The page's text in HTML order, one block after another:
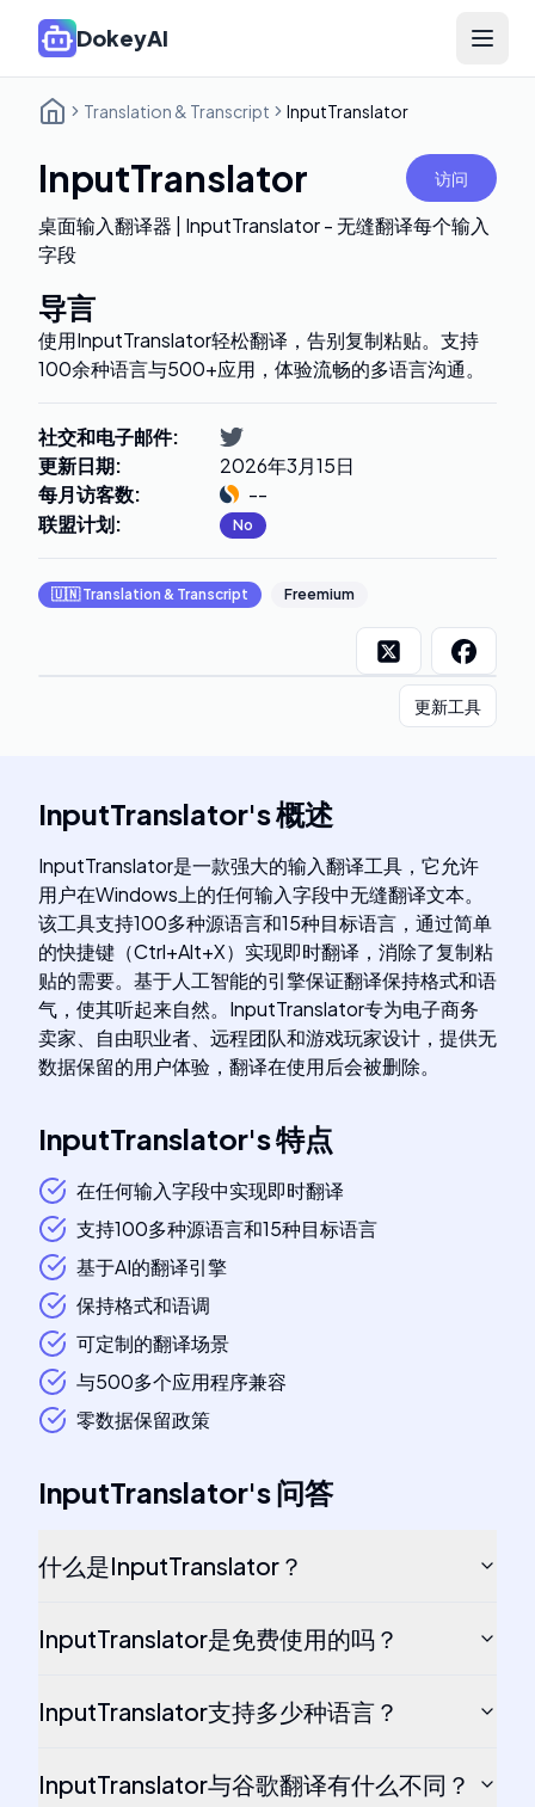
DokeyAI Open
Translation & Transcript InputTranslator
InputTranslator 访问
桌面输入翻译器 | InputTranslator - 无缝翻译每个输入
字段
导言
使用InputTranslator轻松翻译，告别复制粘贴。支持
100余种语言与500+应用，体验流畅的多语言沟通。
社交和电子邮件:
更新日期:
2026年3月15日
每月访客数:
--
联盟计划: No
🇺🇳 Translation & Transcript Freemium
更新工具
InputTranslator's概述
InputTranslator是一款强大的输入翻译工具，它允许
用户在Windows上的任何输入字段中无缝翻译文本。
该工具支持100多种源语言和15种目标语言，通过简单
的快捷键（Ctrl+Alt+X）实现即时翻译，消除了复制粘
贴的需要。基于人工智能的引擎保证翻译保持格式和语
气，使其听起来自然。InputTranslator专为电子商务
卖家、自由职业者、远程团队和游戏玩家设计，提供无
数据保留的用户体验，翻译在使用后会被删除。
InputTranslator's特点
在任何输入字段中实现即时翻译
支持100多种源语言和15种目标语言
基于AI的翻译引擎
保持格式和语调
可定制的翻译场景
与500多个应用程序兼容
零数据保留政策
InputTranslator's问答
什么是InputTranslator？
InputTranslator是免费使用的吗？
InputTranslator支持多少种语言？
InputTranslator与谷歌翻译有什么不同？